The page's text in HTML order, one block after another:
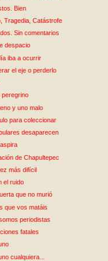
Bien
Tragedia, Catástrofe
Sin comentarios
despacio
iba a ocurrir
el eje o perderlo
peregrino
y uno malo
para coleccionar
desaparecen
aspira
de Chapultepec
más difícil
el ruido
que no murió
que vos matáis
periodistas
fatales
cualquiera...